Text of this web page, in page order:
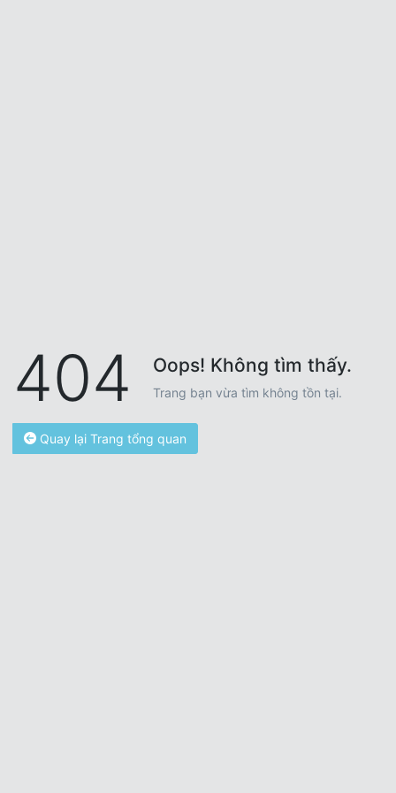
404 Oops! Không tìm thấy.
Trang bạn vừa tìm không tồn tại.
Quay lại Trang tổng quan